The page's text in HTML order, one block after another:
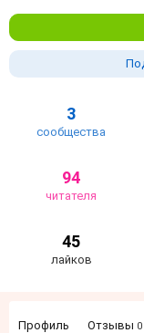
3
сообщества
94
читателя
45
лайков
Профиль Отзывы 0